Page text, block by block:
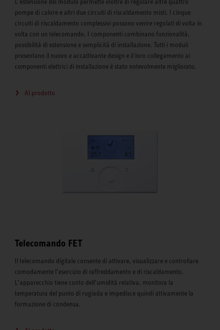
pompe di calore e altri due circuiti di riscaldamento misti. I cinque
circuiti di riscaldamento complessivi possono venire regolati di volta in
volta con un telecomando. I componenti combinano funzionalità,
possibilità di estensione e semplicità di installazione. Tutti i moduli
presentano il nuovo e accattivante design e il loro collegamento ai
componenti elettrici di installazione è stato notevolmente migliorato.
Al prodotto
Telecomando FET
Il telecomando digitale consente di attivare, visualizzare e controllare
comodamente l’esercizio di raffreddamento e di riscaldamento.
L’apparecchio tiene conto dell’umidità relativa, monitora la
temperatura del punto di rugiada e impedisce quindi attivamente la
formazione di condensa.